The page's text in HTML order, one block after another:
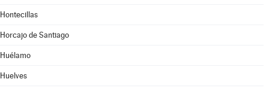
Hontecillas
Horcajo de Santiago
Huélamo
Huelves